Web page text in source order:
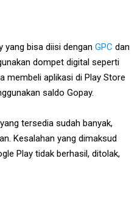
yang bisa diisi dengan GPC dan
dompet digital seperti
membeli aplikasi di Play Store
saldo Gopay.
tersedia sudah banyak,
Kesalahan yang dimaksud
Play tidak berhasil, ditolak,